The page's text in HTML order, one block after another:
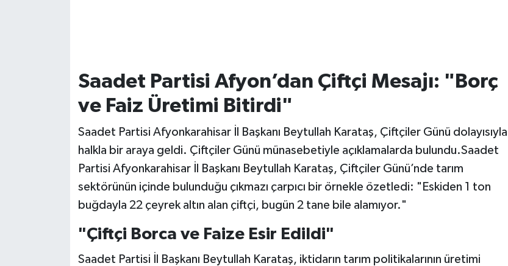
Saadet Partisi Afyon’dan Çiftçi Mesajı: "Borç
ve Faiz Üretimi Bitirdi"
Saadet Partisi Afyonkarahisar İl Başkanı Beytullah Karataş, Çiftçiler Günü dolayısıyla
halkla bir araya geldi. Çiftçiler Günü münasebetiyle açıklamalarda bulundu.Saadet
Partisi Afyonkarahisar İl Başkanı Beytullah Karataş, Çiftçiler Günü’nde tarım
sektörünün içinde bulunduğu çıkmazı çarpıcı bir örnekle özetledi: "Eskiden 1 ton
buğdayla 22 çeyrek altın alan çiftçi, bugün 2 tane bile alamıyor."
"Çiftçi Borca ve Faize Esir Edildi"
Saadet Partisi İl Başkanı Beytullah Karataş, iktidarın tarım politikalarının üretimi